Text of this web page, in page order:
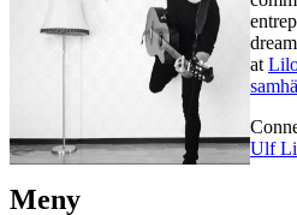
at
Ulf
Meny